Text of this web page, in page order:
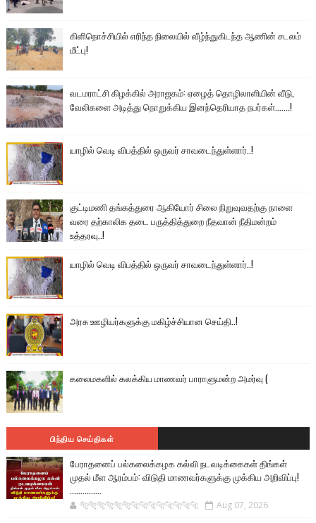
கிளிநொச்சியில் எரிந்த நிலையில் வீழ்ந்துகிடந்த ஆணின் சடலம்
மீட்பு!
வடமராட்சி கிழக்கில் அராஜகம்: ஏழைத் தொழிலாளியின் வீடு,
வேலிகளை அடித்து நொறுக்கிய இனந்தெரியாத நபர்கள்.......!
யாழில் வெடி விபத்தில் ஒருவர் சாவடைந்துள்ளார்..!
குட்டிமணி தங்கத்துரை ஆகியோர் சிலை நிறுவுவதற்கு நாளை
வரை தற்காலிக தடை பருத்தித்துறை நீதவான் நீதிமன்றம்
உத்தரவு..!
யாழில் வெடி விபத்தில் ஒருவர் சாவடைந்துள்ளார்..!
அரசு ஊழியர்களுக்கு மகிழ்ச்சியான செய்தி..!
கலைமகளில் கலக்கிய மாணவர் பாராளுமன்ற அமர்வு (
பிந்திய செய்திகள்
பேராதனைப் பல்கலைக்கழக கல்வி நடவடிக்கைகள் திங்கள்
முதல் மீள ஆரம்பம்: விடுதி மாணவர்களுக்கு முக்கிய அறிவிப்பு!
🐅🐅🐅🐅🐅🐅🐆🐆🐆🐆🐆🐆🐆🐆 Aug 07, 2026